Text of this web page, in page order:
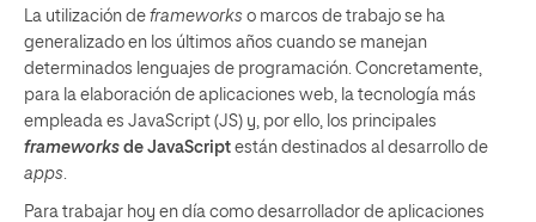
La utilización de frameworks o marcos de trabajo se ha
generalizado en los últimos años cuando se manejan
determinados lenguajes de programación. Concretamente,
para la elaboración de aplicaciones web, la tecnología más
empleada es JavaScript (JS) y, por ello, los principales
frameworks de JavaScript están destinados al desarrollo de
apps
Para trabajar hoy en día como desarrollador de aplicaciones